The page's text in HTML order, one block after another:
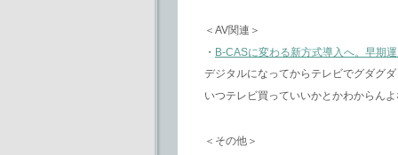
＜AV関連＞
・ B-CASに変わる新方式導入へ。早期
デジタルになってからテレビでグダグ
いつテレビ買っていいかとかわからん
＜その他＞